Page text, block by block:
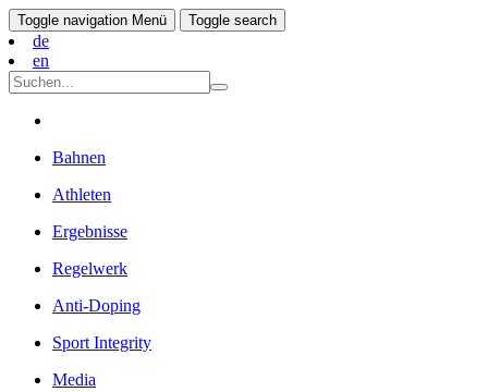
Toggle navigation Menü Toggle search
de
en
Bahnen
Athleten
Ergebnisse
Regelwerk
Anti-Doping
Sport Integrity
Media